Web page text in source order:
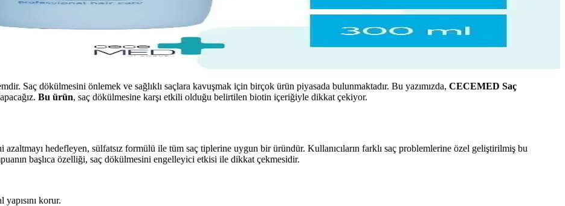
Saç dökülmesini önlemek ve sağlıklı saçlara kavuşmak için birçok ürün piyasada bulunmaktadır. Bu yazımızda, CECEMED Saç
Bu ürün, saç dökülmesine karşı etkili olduğu belirtilen biotin içeriğiyle dikkat çekiyor.
hedefleyen, sülfatsız formülü ile tüm saç tiplerine uygun bir üründür. Kullanıcıların farklı saç problemlerine özel geliştirilmiş bu
başlıca özelliği, saç dökülmesini engelleyici etkisi ile dikkat çekmesidir.
korur.